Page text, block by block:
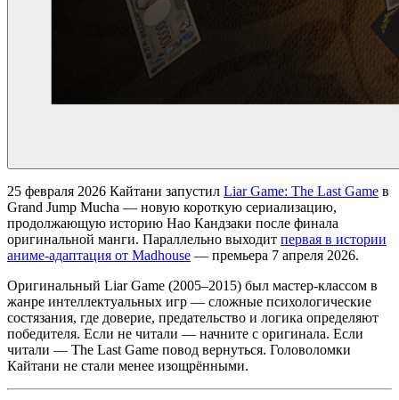
25 февраля 2026 Кайтани запустил Liar Game: The Last Game в
Grand Jump Mucha — новую короткую сериализацию,
продолжающую историю Нао Кандзаки после финала
оригинальной манги. Параллельно выходит первая в истории
аниме-адаптация от Madhouse — премьера 7 апреля 2026.
Оригинальный Liar Game (2005–2015) был мастер-классом в
жанре интеллектуальных игр — сложные психологические
состязания, где доверие, предательство и логика определяют
победителя. Если не читали — начните с оригинала. Если
читали — The Last Game повод вернуться. Головоломки
Кайтани не стали менее изощрёнными.